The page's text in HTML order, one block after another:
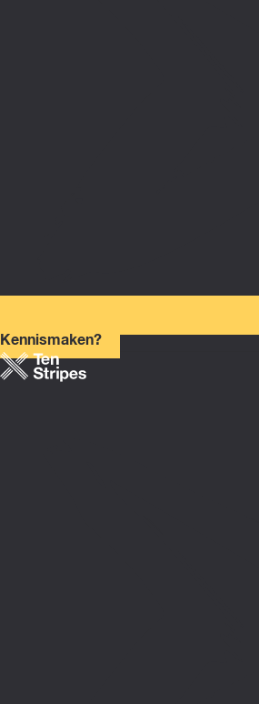
Kennismaken?